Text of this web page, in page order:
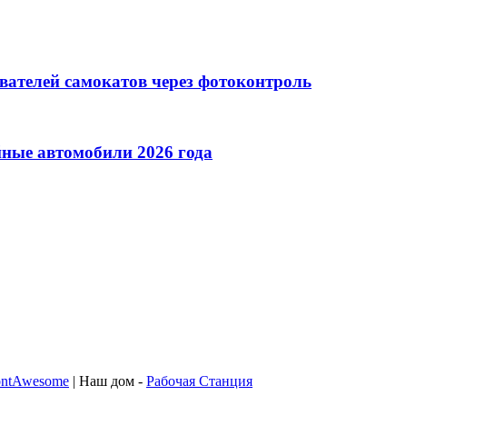
самокатов через фотоконтроль
автомобили 2026 года
| Наш дом - Рабочая Станция